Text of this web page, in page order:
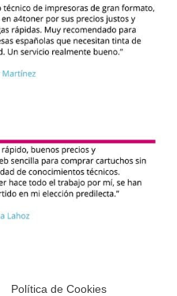
Política de Cookies